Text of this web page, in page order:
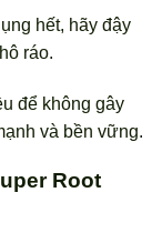
hết, hãy đậy
ráo.
để không gây
và bền vững.
Root